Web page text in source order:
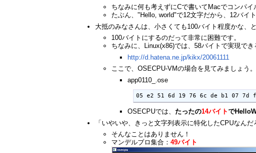
ちなみに何も考えずにCで書いてMacでコンパイ
たぶん、"Hello, world"で12文字だから、12バイ
大抵のみなさんは、小さくても100バイト程度かな、
100バイトにするのだって非常に困難です。
ちなみに、Linux(x86)では、58バイトで実現でき
http://d.hatena.ne.jp/kikx/20061111
ここで、OSECPU-VMの場合を見てみましょう。
app0110_.ose
05 e2 51 6d 19 76 6c de b1 07 7d
OSECPUでは、たったの14バイトで
「いやいや、きっと文字列表示に特化したCPUなん
そんなことはありません！
マンデルブロ集合：49バイト